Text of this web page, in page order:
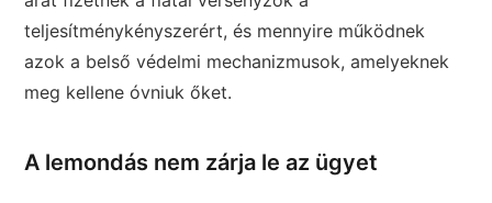
teljesítménykényszerért, és mennyire működnek
azok a belső védelmi mechanizmusok, amelyeknek
meg kellene óvniuk őket.
A lemondás nem zárja le az ügyet